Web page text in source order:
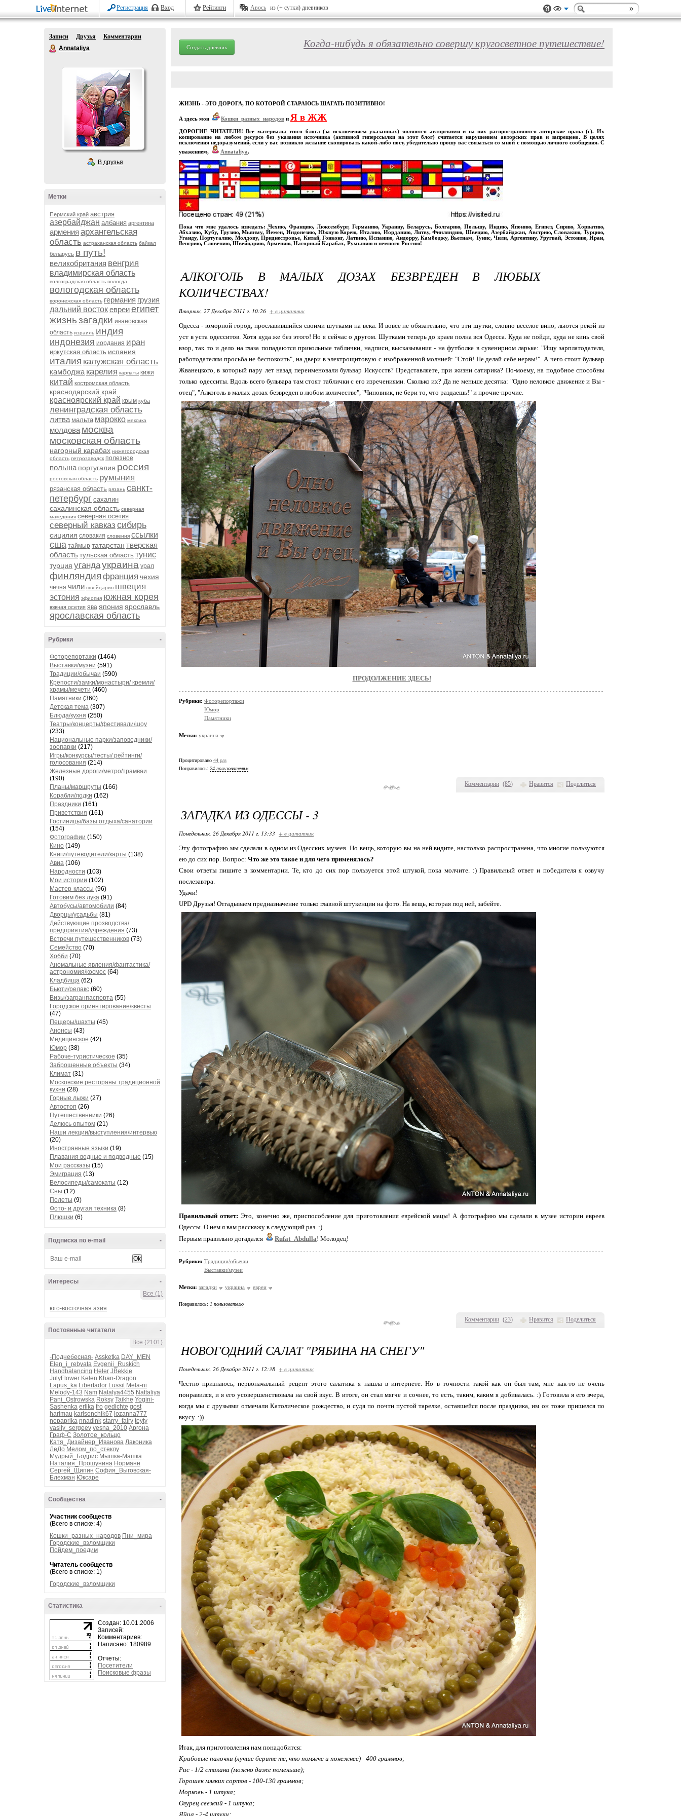
Регистрация Вход Рейтинги Авось из (+ сутки) дневников
Записи Друзья
Комментарии
Annataliya
В друзья
-
Метки
Пермский край австрия
азербайджан албания аргентина
армения архангельская
область астраханская область байкал
беларусь в путь!
великобритания венгрия
владимирская область
волгоградская область вологда
вологодская область
воронежская область германия грузия
дальний востокевреиегипет
жизньзагадки ивановская
область израиль индия
индонезия иордания иран
иркутская область испания
италия калужская область
камбоджа карелия карпаты кижи
китай костромская область
краснодарский край
красноярский край крым куба
ленинградская область
литва мальта марокко мексика
молдова москва
московская область
нагорный карабах нижегородская
область петрозаводск полезное
польша португалия россия
ростовская область румыния
рязанская область рязань санкт-
петербург сахалин
сахалинская область северная
македония северная осетия
северный кавказ сибирь
сицилия словакия словения ссылки
сша таймыр татарстан тверская
область тульская область тунис
турция угандаукраина урал
финляндия франция чехия
чечня чили швейцария швеция
эстония эфиопия южная корея
южная осетия ява япония ярославль
ярославская область
-
Рубрики
Фоторепортажи (1464)
Выставки/музеи (591)
Традиции/обычаи (590)
Крепости/замки/монастыри/ кремли/
храмы/мечети (460)
Памятники (360)
Детская тема (307)
Блюда/кухня (250)
Театры/концерты/фестивали/шоу
(233)
Национальные парки/заповедники/
зоопарки (217)
Игры/конкурсы/тесты/ рейтинги/
голосования (214)
Железные дороги/метро/трамваи
(190)
Планы/маршруты (166)
Корабли/лодки (162)
Праздники (161)
Приветствия (161)
Гостиницы/базы отдыха/санатории
(154)
Фотографии (150)
Кино (149)
Книги/путеводители/карты (138)
Авиа (106)
Народности (103)
Мои истории (102)
Мастер-классы (96)
Готовим без лука (91)
Автобусы/автомобили (84)
Дворцы/усадьбы (81)
Действующие прозводства/
предприятия/учреждения (73)
Встречи путешественников (73)
Семейство (70)
Хобби (70)
Аномальные явления/фантастика/
астрономия/космос (64)
Кладбища (62)
Бьюти/релакс (60)
Визы/загранпаспорта (55)
Городское ориентирование/квесты
(47)
Пещеры/шахты (45)
Анонсы (43)
Медицинское (42)
Юмор (38)
Рабоче-туристическое (35)
Заброшенные объекты (34)
Климат (31)
Московские рестораны традиционной
кухни (28)
Горные лыжи (27)
Автостоп (26)
Путешественники (26)
Делюсь опытом (21)
Наши лекции/выступления/интервью
(20)
Иностранные языки (19)
Плавания водные и подводные (15)
Мои рассказы (15)
Эмиграция (13)
Велосипеды/самокаты (12)
Сны (12)
Полеты (9)
Фото- и другая техника (8)
Плюшки (6)
-
Подписка по e-mail
-
Интересы
Все (1)
юго-восточная азия
-
Постоянные читатели
Все (2101)
-Поднебесная- Assketka DAY_MEN
Elen_i_rebyata Evgenij_Ruskich
Handbalancing Heler JBekkie
JulyFlower Kelen Khan-Dragon
Lapus_ka Libertador Lussit Mela-ni
Melody-143 Nam Natalya4455 Nattaliya
Pani_Ostrowska Roksy Taikhe Yogini-
Sashenka erlika fro gedichte gost
harimau karlsonchik67 lozanna777
nepaprika nnadink starry_fairy teyty
vasily_sergeev vesna_2010 Аргона
Граф-С Золотое_кольцо
Катя_Дизайнер_Иванова Лаконика
ЛеДо Мелом_по_стеклу
Мудрый_Бодрис Мышка-Машка
Наталия_Прошунина Норманн
Сергей_Щипин София_Выговская-
Блехман Юксаре
-
Сообщества
Участник сообществ
(Всего в списке: 4)
Кошки_разных_народов Пни_мира
Городские_взломщики
Пойдем_поедим
Читатель сообществ
(Всего в списке: 1)
Городские_взломщики
-
Статистика
Создан: 10.01.2006
Записей:
Комментариев:
Написано: 180989
Отчеты:
Посетители
Поисковые фразы
Создать дневник Когда-нибудь я обязательно совершу кругосветное путешествие!
ЖИЗНЬ - ЭТО ДОРОГА, ПО КОТОРОЙ СТАРАЮСЬ ШАГАТЬ ПОЗИТИВНО!
А здесь мои Кошки_разных_народов и Я в ЖЖ
ДОРОГИЕ ЧИТАТЕЛИ! Все материалы этого блога (за исключением указанных) являются авторскими и на них распространяются авторские права (с). Их
копирование на любом ресурсе без указания источника (активной гиперссылки на этот блог) считается нарушением авторских прав и запрещено. В целях
исключения недоразумений, если у вас возникло желание скопировать какой-либо пост, убедительно прошу вас связаться со мной с помощью личного сообщения. С
уважением,
Annataliya.
Пока что мне удалось изведать: Чехию, Францию, Люксембург, Германию, Украину, Беларусь, Болгарию, Польшу, Индию, Японию, Египет, Сирию, Хорватию,
Абхазию, Кубу, Грузию, Мьянму, Йемен, Индонезию, Южную Корею, Италию, Иорданию, Литву, Финляндию, Швецию, Азербайджан, Австрию, Словакию, Турцию,
Уганду, Португалию, Молдову, Приднестровье, Китай, Гонконг, Латвию, Испанию, Андорру, Камбоджу, Вьетнам, Тунис, Чили, Аргентину, Уругвай, Эстонию, Иран,
Венгрию, Словению, Швейцарию, Армению, Нагорный Карабах, Румынию и немного Россию!
Комментарии (85) Нравится Поделиться
АЛКОГОЛЬ В МАЛЫХ ДОЗАХ БЕЗВРЕДЕН В ЛЮБЫХ
КОЛИЧЕСТВАХ!
Вторник, 27 Декабря 2011 г. 10:26 + в цитатник
Одесса - юморной город, прославившийся своими шутками на века. И вовсе не обязательно, что эти шутки, словно веселое вино, льются рекой из
уст в уста одесситов. Хотя куда же без этого! Но я сейчас о другом. Шутками теперь до краев полна вся Одесса. Куда не пойди, куда не кинь свой
взор, так то и дело на глаза попадаются прикольные таблички, надписи, высказывания - на футболке в сувенирном ларьке: "Ищу зарплатодателя,
работодателям просьба не беспокоить", на двери в электрощитовую с изображенной молнией: "Стой! Не делай себе нервы!". А чего стоит бульвар
Жванецкого, в который пару лет назад переименовали бульвар Искусств? Представляете, при жизни сатирика? По-моему, на подобное способны
только одесситы. Вдоль всего бульвара там стоят таблички с его изречениями. Сколько их? Да не меньше десятка: "Одно неловкое движение и Вы -
отец", "Алкоголь в малых дозах безвреден в любом количестве", "Чиновник, не бери то, что раздаешь!" и прочие-прочие.
ПРОДОЛЖЕНИЕ ЗДЕСЬ!
Рубрики: Фоторепортажи
Юмор
Памятники
Метки: украина
Процитировано 44 раз
Понравилось: 24 пользователям
Комментарии (23) Нравится Поделиться
ЗАГАДКА ИЗ ОДЕССЫ - 3
Понедельник, 26 Декабря 2011 г. 13:33 + в цитатник
Эту фотографию мы сделали в одном из Одесских музеев. Но вещь, которую вы на ней видите, настолько распространена, что многие пользуются
ею до сих пор. Вопрос: Что же это такое и для чего применялось?
Свои ответы пишите в комментарии. Те, кто до сих пор пользуется этой штукой, пока молчите. :) Правильный ответ и победителя я озвучу
послезавтра.
Удачи!
UPD Друзья! Отгадываем предназначение только главной штукенции на фото. На вещь, которая под ней, забейте.
Правильный ответ: Это, конечно же, приспособление для приготовления еврейской мацы! А фотографию мы сделали в музее истории евреев
Одессы. О нем я вам расскажу в следующий раз. :)
Первым правильно догадался
Rufat_Abdulla! Молодец!
Рубрики: Традиции/обычаи
Выставки/музеи
Метки: загадки украина евреи
Понравилось: 1 пользователю
НОВОГОДНИЙ САЛАТ "РЯБИНА НА СНЕГУ"
Понедельник, 26 Декабря 2011 г. 12:38 + в цитатник
Честно признаюсь, первоначальный рецепт этого салатика я нашла в интернете. Но в точности такой как он был там, мне как-то не очень
понравился, и я его усовершенствовала на свой вкус. В итоге, он стал мягче и сочнее, то есть, таким, каким я добивалась. :) Готовила я его вчера,
когда мы с друзьями отмечали Католическое рождество, и судя по почти пустой тарелке, оставшейся после праздника, им он тоже пришелся по
вкусу. :))
Итак, для приготовления нам понадобится:
Крабовые палочки (лучше берите те, что помягче и понежнее) - 400 граммов;
Рис - 1/2 стакана (можно даже поменьше);
Горошек мягких сортов - 100-130 граммов;
Морковь - 1 штука;
Огурец свежий - 1 штука;
Яйца - 2-4 штуки;